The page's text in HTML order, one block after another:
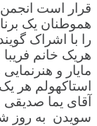
قرار است
هموطنان یک
را با اشراک
هریک خانم
مایار و
استاکهولم هر
آقای یما
سویدن به روز شنبه مورخ 22